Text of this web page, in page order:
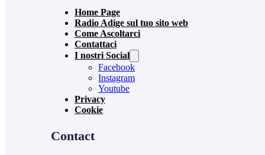
Home Page
Radio Adige sul tuo sito web
Come Ascoltarci
Contattaci
I nostri Social
Facebook
Instagram
Youtube
Privacy
Cookie
Contact